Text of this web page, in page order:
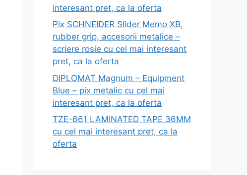
interesant pret, ca la oferta
Pix SCHNEIDER Slider Memo XB,
rubber grip, accesorii metalice –
scriere rosie cu cel mai interesant
pret, ca la oferta
DIPLOMAT Magnum – Equipment
Blue – pix metalic cu cel mai
interesant pret, ca la oferta
TZE-661 LAMINATED TAPE 36MM
cu cel mai interesant pret, ca la
oferta